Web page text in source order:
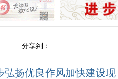
分享到：
弘扬优良作风加快建设现